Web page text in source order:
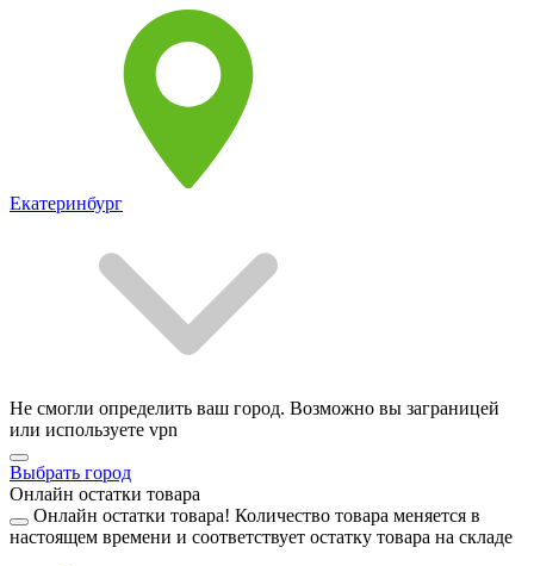
Екатеринбург
Не смогли определить ваш город. Возможно вы заграницей
или используете vpn
Выбрать город
Онлайн остатки товара
Онлайн остатки товара! Количество товара меняется в
настоящем времени и соответствует остатку товара на складе